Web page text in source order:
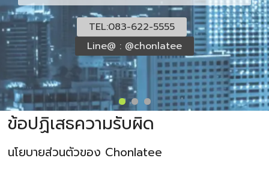
TEL:083-622-5555
Line@ : @chonlatee
ข้อปฏิเสธความรับผิด
นโยบายส่วนตัวของ Chonlatee